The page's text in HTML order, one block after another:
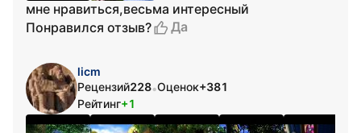
мне нравиться,весьма интересный
Понравился отзыв?
Да
licm
Рецензий228•Оценок+381
Рейтинг+1